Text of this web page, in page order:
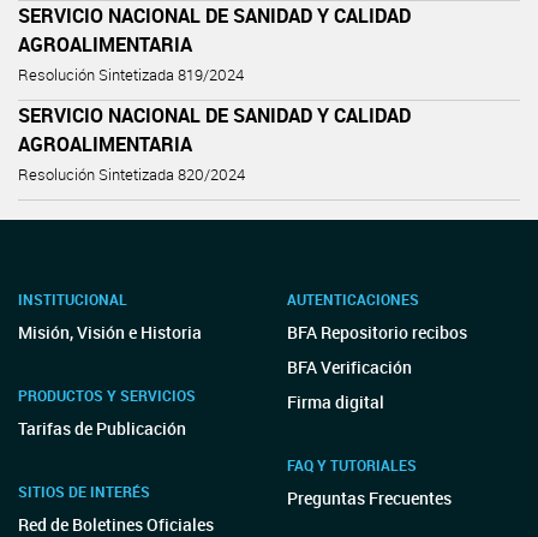
SERVICIO NACIONAL DE SANIDAD Y CALIDAD
AGROALIMENTARIA
Resolución Sintetizada 819/2024
SERVICIO NACIONAL DE SANIDAD Y CALIDAD
AGROALIMENTARIA
Resolución Sintetizada 820/2024
INSTITUCIONAL
Misión, Visión e Historia
PRODUCTOS Y SERVICIOS
Tarifas de Publicación
SITIOS DE INTERÉS
Red de Boletines Oficiales
AUTENTICACIONES
BFA Repositorio recibos
BFA Verificación
Firma digital
FAQ Y TUTORIALES
Preguntas Frecuentes